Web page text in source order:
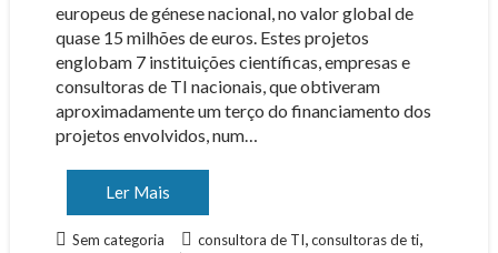
europeus de génese nacional, no valor global de
quase 15 milhões de euros. Estes projetos
englobam 7 instituições científicas, empresas e
consultoras de TI nacionais, que obtiveram
aproximadamente um terço do financiamento dos
projetos envolvidos, num…
Ler Mais
Sem categoria consultora de TI consultoras de ti,